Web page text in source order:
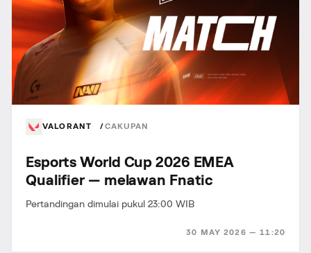
VALORANT CAKUPAN
30 MAY 2026 — 11:20
Esports World Cup 2026 EMEA
Qualifier — melawan Fnatic
Pertandingan dimulai pukul 23:00 WIB